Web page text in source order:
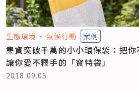
生態環境 氣候行動 案例
集資突破千萬的小小環保袋：把
讓你愛不釋手的「寶特袋」
2018.09.05